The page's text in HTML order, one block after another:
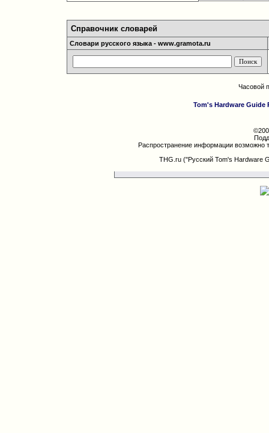
Справочник словарей
Словари русского языка - www.gramota.ru
Часовой
Tom's Hardware Guide
Распространение информации возможно
THG.ru ("Русский Tom's Hardware